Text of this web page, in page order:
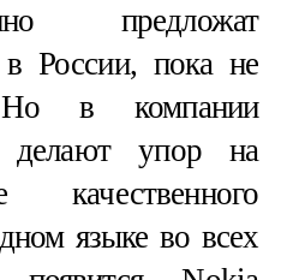
предложат
в России, пока не
Но в компании
делают упор на
качественного
языке во всех